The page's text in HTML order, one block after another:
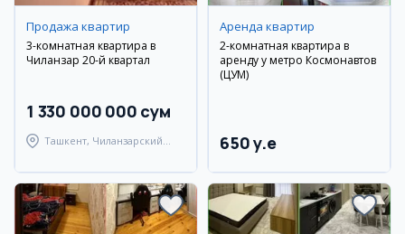
Продажа квартир
3-комнатная квартира в
Чиланзар 20-й квартал
1 330 000 000 сум
Ташкент, Чиланзарский
Аренда квартир
2-комнатная квартира в
аренду у метро Космонавтов
(ЦУМ)
650 y.e